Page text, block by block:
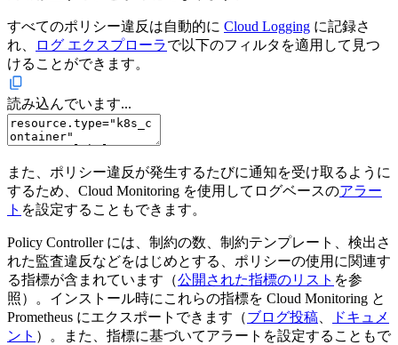
すべてのポリシー違反は自動的に Cloud Logging に記録さ
れ、
ログ エクスプローラで以下のフィルタを適用して見つ
けることができます。
読み込んでいます...
また、ポリシー違反が発生するたびに通知を受け取るように
するため、Cloud Monitoring を使用してログベースのアラー
ト を設定することもできます。
Policy Controller には、制約の数、制約テンプレート、検出さ
れた監査違反などをはじめとする、ポリシーの使用に関連す
る指標が含まれています（公開された指標のリスト を参
照）。インストール時にこれらの指標を Cloud Monitoring と
Prometheus にエクスポートできます（ブログ投稿
ドキュメ
ント ）。また、指標に基づいてアラートを設定することもで